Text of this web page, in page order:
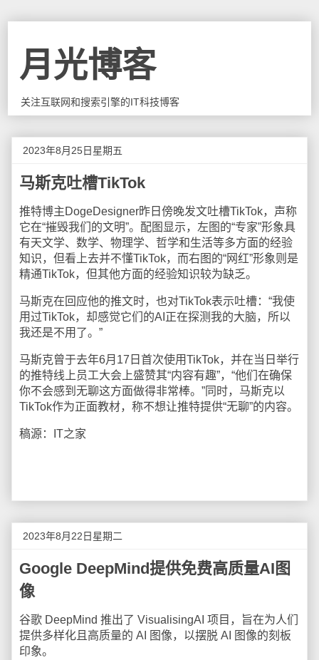
月光博客
关注互联网和搜索引擎的IT科技博客
2023年8月25日星期五
马斯克吐槽TikTok
推特博主DogeDesigner昨日傍晚发文吐槽TikTok，声称
它在“摧毁我们的文明”。配图显示，左图的“专家”形象具
有天文学、数学、物理学、哲学和生活等多方面的经验
知识，但看上去并不懂TikTok，而右图的“网红”形象则是
精通TikTok，但其他方面的经验知识较为缺乏。
马斯克在回应他的推文时，也对TikTok表示吐槽：“我使
用过TikTok，却感觉它们的AI正在探测我的大脑，所以
我还是不用了。”
马斯克曾于去年6月17日首次使用TikTok，并在当日举行
的推特线上员工大会上盛赞其“内容有趣”，“他们在确保
你不会感到无聊这方面做得非常棒。”同时，马斯克以
TikTok作为正面教材，称不想让推特提供“无聊”的内容。
稿源：IT之家
2023年8月22日星期二
Google DeepMind提供免费高质量AI图
像
谷歌 DeepMind 推出了 VisualisingAI 项目，旨在为人们
提供多样化且高质量的 AI 图像，以摆脱 AI 图像的刻板
印象。